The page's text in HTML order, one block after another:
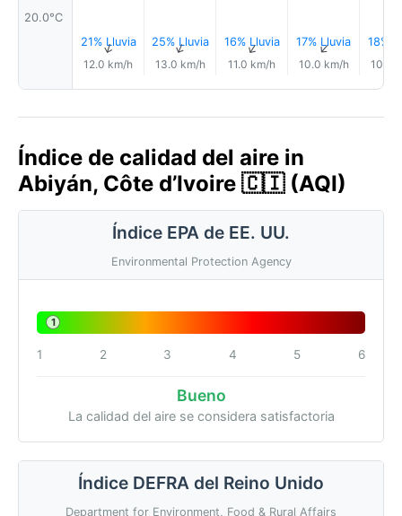
20.0°C
21% Lluvia
↑
12.0 km/h
25% Lluvia
↑
13.0 km/h
16% Lluvia
↑
11.0 km/h
17% Lluvia
↑
10.0 km/h
18%
10.0
Índice de calidad del aire in
Abiyán, Côte d’Ivoire 🇨🇮 (AQI)
Índice EPA de EE. UU.
Environmental Protection Agency
1
1 2 3 4 5 6
Bueno
La calidad del aire se considera satisfactoria
Índice DEFRA del Reino Unido
Department for Environment, Food & Rural Affairs